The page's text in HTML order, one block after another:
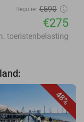
Regulier €590
€275
toeristenbelasting
48%